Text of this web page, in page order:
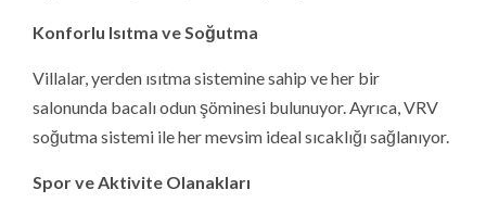
Konforlu Isıtma ve Soğutma
Villalar, yerden ısıtma sistemine sahip ve her bir
salonunda bacalı odun şöminesi bulunuyor. Ayrıca, VRV
soğutma sistemi ile her mevsim ideal sıcaklığı sağlanıyor.
Spor ve Aktivite Olanakları